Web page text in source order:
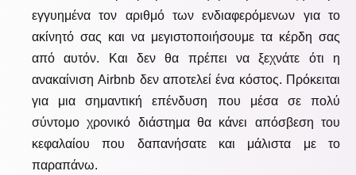
εγγυημένα τον αριθμό των ενδιαφερόμενων για το
ακίνητό σας και να μεγιστοποιήσουμε τα κέρδη σας
από αυτόν. Και δεν θα πρέπει να ξεχνάτε ότι η
ανακαίνιση Airbnb δεν αποτελεί ένα κόστος. Πρόκειται
για μια σημαντική επένδυση που μέσα σε πολύ
σύντομο χρονικό διάστημα θα κάνει απόσβεση του
κεφαλαίου που δαπανήσατε και μάλιστα με το
παραπάνω.